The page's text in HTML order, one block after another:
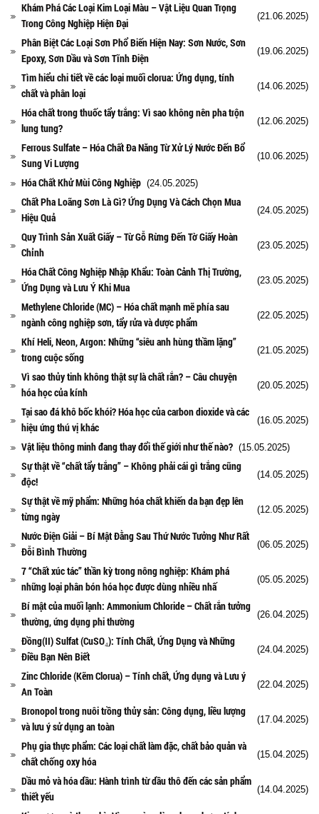
Khám Phá Các Loại Kim Loại Màu – Vật Liệu Quan Trọng
Trong Công Nghiệp Hiện Đại
(21.06.2025)
Phân Biệt Các Loại Sơn Phổ Biến Hiện Nay: Sơn Nước, Sơn
Epoxy, Sơn Dầu và Sơn Tĩnh Điện
(19.06.2025)
Tìm hiểu chi tiết về các loại muối clorua: Ứng dụng, tính
chất và phân loại
(14.06.2025)
Hóa chất trong thuốc tẩy trắng: Vì sao không nên pha trộn
lung tung?
(12.06.2025)
Ferrous Sulfate – Hóa Chất Đa Năng Từ Xử Lý Nước Đến Bổ
Sung Vi Lượng
(10.06.2025)
Hóa Chất Khử Mùi Công Nghiệp (24.05.2025)
Chất Pha Loãng Sơn Là Gì? Ứng Dụng Và Cách Chọn Mua
Hiệu Quả
(24.05.2025)
Quy Trình Sản Xuất Giấy – Từ Gỗ Rừng Đến Tờ Giấy Hoàn
Chỉnh
(23.05.2025)
Hóa Chất Công Nghiệp Nhập Khẩu: Toàn Cảnh Thị Trường,
Ứng Dụng và Lưu Ý Khi Mua
(23.05.2025)
Methylene Chloride (MC) – Hóa chất mạnh mẽ phía sau
ngành công nghiệp sơn, tẩy rửa và dược phẩm
(22.05.2025)
Khí Heli, Neon, Argon: Những “siêu anh hùng thầm lặng”
trong cuộc sống
(21.05.2025)
Vì sao thủy tinh không thật sự là chất rắn? – Câu chuyện
hóa học của kính
(20.05.2025)
Tại sao đá khô bốc khói? Hóa học của carbon dioxide và các
hiệu ứng thú vị khác
(16.05.2025)
Vật liệu thông minh đang thay đổi thế giới như thế nào? (15.05.2025)
Sự thật về “chất tẩy trắng” – Không phải cái gì trắng cũng
độc!
(14.05.2025)
Sự thật về mỹ phẩm: Những hóa chất khiến da bạn đẹp lên
từng ngày
(12.05.2025)
Nước Điện Giải – Bí Mật Đằng Sau Thứ Nước Tưởng Như Rất
Đỗi Bình Thường
(06.05.2025)
7 “Chất xúc tác” thần kỳ trong nông nghiệp: Khám phá
những loại phân bón hóa học được dùng nhiều nhấ
(05.05.2025)
Bí mật của muối lạnh: Ammonium Chloride – Chất rắn tưởng
thường, ứng dụng phi thường
(26.04.2025)
Đồng(II) Sulfat (CuSO₄): Tính Chất, Ứng Dụng và Những
Điều Bạn Nên Biết
(24.04.2025)
Zinc Chloride (Kẽm Clorua) – Tính chất, Ứng dụng và Lưu ý
An Toàn
(22.04.2025)
Bronopol trong nuôi trồng thủy sản: Công dụng, liều lượng
và lưu ý sử dụng an toàn
(17.04.2025)
Phụ gia thực phẩm: Các loại chất làm đặc, chất bảo quản và
chất chống oxy hóa
(15.04.2025)
Dầu mỏ và hóa dầu: Hành trình từ dầu thô đến các sản phẩm
thiết yếu
(14.04.2025)